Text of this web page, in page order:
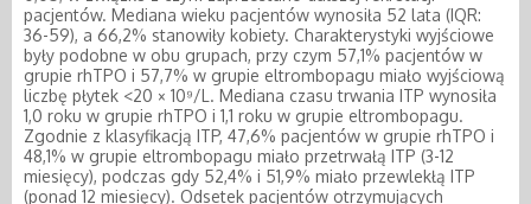
pacjentów. Mediana wieku pacjentów wynosiła 52 lata (IQR:
36-59), a 66,2% stanowiły kobiety. Charakterystyki wyjściowe
były podobne w obu grupach, przy czym 57,1% pacjentów w
grupie rhTPO i 57,7% w grupie eltrombopagu miało wyjściową
liczbę płytek <20 × 10⁹/L. Mediana czasu trwania ITP wynosiła
1,0 roku w grupie rhTPO i 1,1 roku w grupie eltrombopagu.
Zgodnie z klasyfikacją ITP, 47,6% pacjentów w grupie rhTPO i
48,1% w grupie eltrombopagu miało przetrwałą ITP (3-12
miesięcy), podczas gdy 52,4% i 51,9% miało przewlekłą ITP
(ponad 12 miesięcy). Odsetek pacjentów otrzymujących